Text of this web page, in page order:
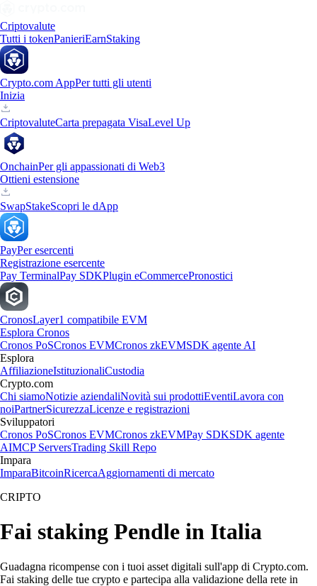
Criptovalute
Tutti i tokenPanieriEarnStaking
Crypto.com AppPer tutti gli utenti
Inizia
CriptovaluteCarta prepagata VisaLevel Up
OnchainPer gli appassionati di Web3
Ottieni estensione
SwapStakeScopri le dApp
PayPer esercenti
Registrazione esercente
Pay TerminalPay SDKPlugin eCommercePronostici
CronosLayer1 compatibile EVM
Esplora Cronos
Cronos PoSCronos EVMCronos zkEVMSDK agente AI
Esplora
AffiliazioneIstituzionaliCustodia
Crypto.com
Chi siamoNotizie aziendaliNovità sui prodottiEventiLavora con
noiPartnerSicurezzaLicenze e registrazioni
Sviluppatori
Cronos PoSCronos EVMCronos zkEVMPay SDKSDK agente
AIMCP ServersTrading Skill Repo
Impara
ImparaBitcoinRicercaAggiornamenti di mercato
CRIPTO
Fai staking Pendle in Italia
Guadagna ricompense con i tuoi asset digitali sull'app di Crypto.com.
Fai staking delle tue crypto e partecipa alla validazione della rete in